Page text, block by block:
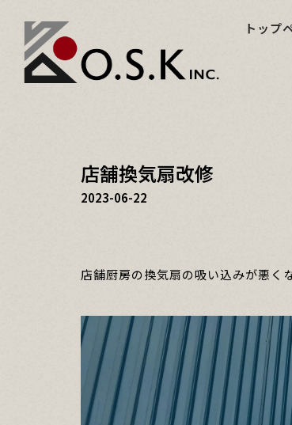
トップ
店舗換気扇改修
2023-06-22
店舗厨房の換気扇の吸い込みが悪く